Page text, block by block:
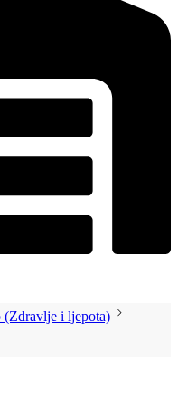
(Zdravlje i ljepota)